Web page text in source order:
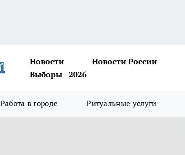
Новости Новости России
Выборы - 2026
Работа в городе Ритуальные услуги